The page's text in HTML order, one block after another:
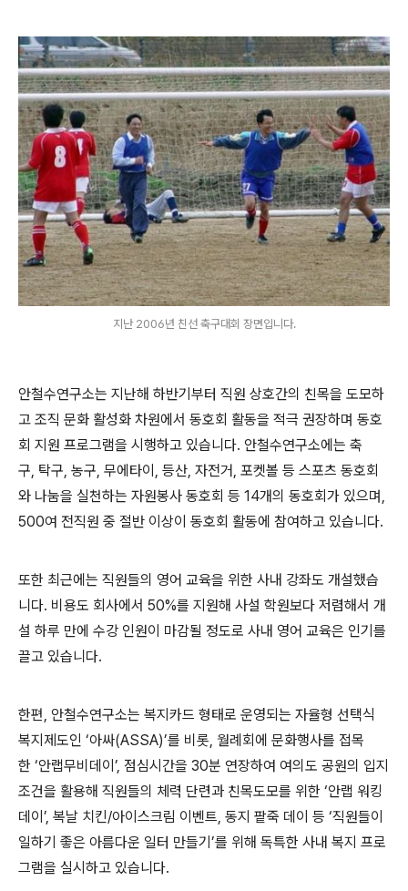
지난 2006년 친선 축구대회 장면입니다.
안철수연구소는 지난해 하반기부터 직원 상호간의 친목을 도모하
고 조직 문화 활성화 차원에서 동호회 활동을 적극 권장하며 동호
회 지원 프로그램을 시행하고 있습니다. 안철수연구소에는 축
구, 탁구, 농구, 무에타이 , 등산, 자전거, 포켓볼 등 스포츠 동호회
와 나눔을 실천하는 자원봉사 동호회 등 14개의 동호회가 있으며,
500여 전직원 중 절반 이상이 동호회 활동에 참여하고 있습니다.
또한 최근에는 직원들의 영어 교육을 위한 사내 강좌도 개설했습
니다. 비용도 회사에서 50%를 지원해 사설 학원보다 저렴해서 개
설 하루 만에 수강 인원이 마감될 정도로 사내 영어 교육은 인기를
끌고 있습니다.
한편, 안철수연구소는 복지카드 형태로 운영되는 자율형 선택식
복지제도인 ‘아싸(ASSA)’를 비롯, 월례회에 문화행사를 접목
한 ‘안랩무비데이 ’, 점심시간을 30분 연장하여 여의도 공원의 입지
조건을 활용해 직원들의 체력 단련과 친목도모를 위한 ‘안랩 워킹
데이 ’, 복날 치킨/아이스크림 이벤트, 동지 팥죽 데이 등 ‘직원들이
일하기 좋은 아름다운 일터 만들기’를 위해 독특한 사내 복지 프로
그램을 실시하고 있습니다.